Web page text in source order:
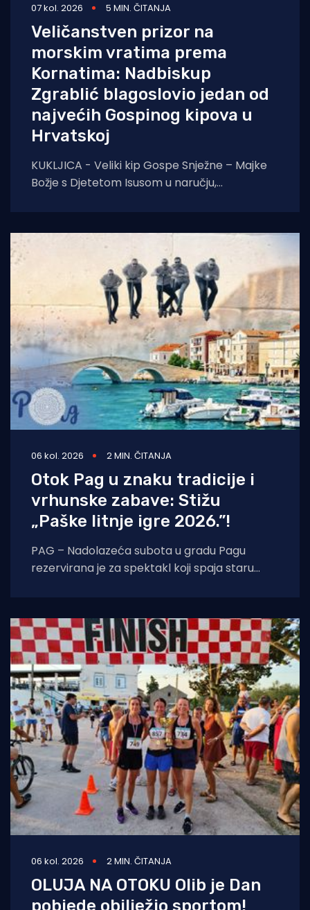
07 kol. 2026 5 MIN. ČITANJA
Veličanstven prizor na
morskim vratima prema
Kornatima: Nadbiskup
Zgrablić blagoslovio jedan od
najvećih Gospinog kipova u
Hrvatskoj
KUKLJICA - Veliki kip Gospe Snježne – Majke
Božje s Djetetom Isusom u naručju,
06 kol. 2026 2 MIN. ČITANJA
Otok Pag u znaku tradicije i
vrhunske zabave: Stižu
„Paške litnje igre 2026.”!
PAG – Nadolazeća subota u gradu Pagu
rezervirana je za spektakl koji spaja staru
06 kol. 2026 2 MIN. ČITANJA
OLUJA NA OTOKU Olib je Dan